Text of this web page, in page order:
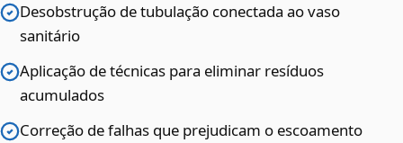
Desobstrução de tubulação conectada ao vaso
sanitário
Aplicação de técnicas para eliminar resíduos
acumulados
Correção de falhas que prejudicam o escoamento